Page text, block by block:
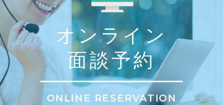
オンライン
面談予約
ONLINE RESERVATION